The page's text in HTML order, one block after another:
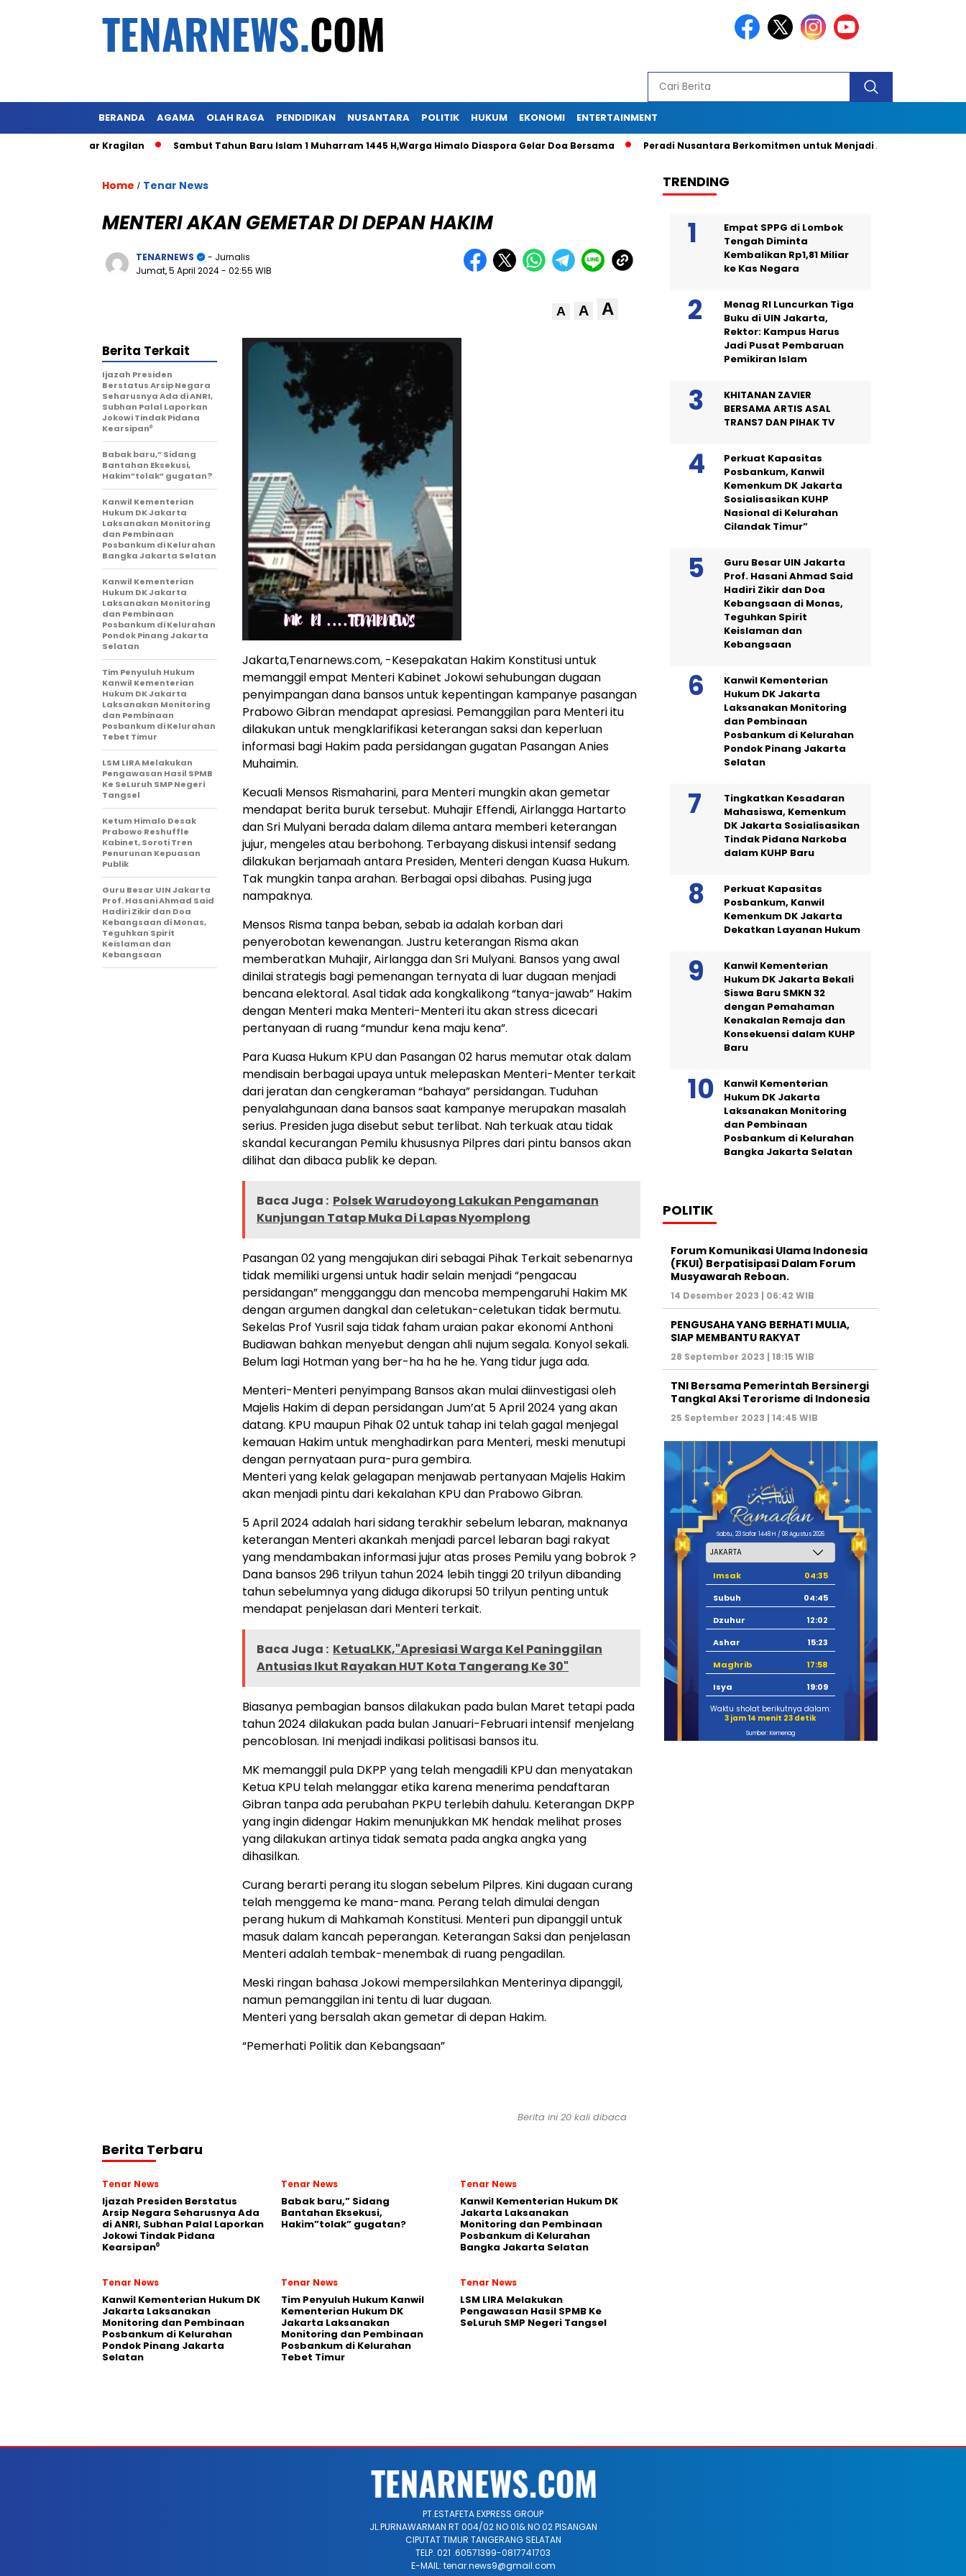
BERANDA AGAMA OLAH RAGA PENDIDIKAN NUSANTARA POLITIK HUKUM EKONOMI ENTERTAINMENT
Eks Pasar Kragilan Sambut Tahun Baru Islam 1 Muharram 1445 H,Warga Himalo Diaspora Gelar Doa Bersama Peradi Nusantara Berkomitmen untuk Menjadi Advokat Spesialis
Home / Tenar News
MENTERI AKAN GEMETAR DI DEPAN HAKIM
TENARNEWS
- Jurnalis
Jumat, 5 April 2024- 02:55 WIB
A A A
Jakarta,Tenarnews.com, -Kesepakatan Hakim Konstitusi untuk
memanggil empat Menteri Kabinet Jokowi sehubungan dugaan
penyimpangan dana bansos untuk kepentingan kampanye pasangan
Prabowo Gibran mendapat apresiasi. Pemanggilan para Menteri itu
dilakukan untuk mengklarifikasi keterangan saksi dan keperluan
informasi bagi Hakim pada persidangan gugatan Pasangan Anies
Muhaimin.
Kecuali Mensos Rismaharini, para Menteri mungkin akan gemetar
mendapat berita buruk tersebut. Muhajir Effendi, Airlangga Hartarto
dan Sri Mulyani berada dalam dilema antara memberi keterangan
jujur, mengeles atau berbohong. Terbayang diskusi intensif sedang
dilakukan berjamaah antara Presiden, Menteri dengan Kuasa Hukum.
Tak mungkin tanpa arahan. Berbagai opsi dibahas. Pusing juga
nampaknya.
Mensos Risma tanpa beban, sebab ia adalah korban dari
penyerobotan kewenangan. Justru keterangan Risma akan
memberatkan Muhajir, Airlangga dan Sri Mulyani. Bansos yang awal
dinilai strategis bagi pemenangan ternyata di luar dugaan menjadi
bencana elektoral. Asal tidak ada kongkalikong “tanya-jawab” Hakim
dengan Menteri maka Menteri-Menteri itu akan stress dicecari
pertanyaan di ruang “mundur kena maju kena”.
Para Kuasa Hukum KPU dan Pasangan 02 harus memutar otak dalam
mendisain berbagai upaya untuk melepaskan Menteri-Menter terkait
dari jeratan dan cengkeraman “bahaya” persidangan. Tuduhan
penyalahgunaan dana bansos saat kampanye merupakan masalah
serius. Presiden juga disebut sebut terlibat. Nah terkuak atau tidak
skandal kecurangan Pemilu khususnya Pilpres dari pintu bansos akan
dilihat dan dibaca publik ke depan.
Baca Juga : Polsek Warudoyong Lakukan Pengamanan
Kunjungan Tatap Muka Di Lapas Nyomplong
Pasangan 02 yang mengajukan diri sebagai Pihak Terkait sebenarnya
tidak memiliki urgensi untuk hadir selain menjadi “pengacau
persidangan” mengganggu dan mencoba mempengaruhi Hakim MK
dengan argumen dangkal dan celetukan-celetukan tidak bermutu.
Sekelas Prof Yusril saja tidak faham uraian pakar ekonomi Anthoni
Budiawan bahkan menyebut dengan ahli nujum segala. Konyol sekali.
Belum lagi Hotman yang ber-ha ha he he. Yang tidur juga ada.
Menteri-Menteri penyimpang Bansos akan mulai diinvestigasi oleh
Majelis Hakim di depan persidangan Jum’at 5 April 2024 yang akan
datang. KPU maupun Pihak 02 untuk tahap ini telah gagal menjegal
kemauan Hakim untuk menghadirkan para Menteri, meski menutupi
dengan pernyataan pura-pura gembira.
Menteri yang kelak gelagapan menjawab pertanyaan Majelis Hakim
akan menjadi pintu dari kekalahan KPU dan Prabowo Gibran.
5 April 2024 adalah hari sidang terakhir sebelum lebaran, maknanya
keterangan Menteri akankah menjadi parcel lebaran bagi rakyat
yang mendambakan informasi jujur atas proses Pemilu yang bobrok ?
Dana bansos 296 trilyun tahun 2024 lebih tinggi 20 trilyun dibanding
tahun sebelumnya yang diduga dikorupsi 50 trilyun penting untuk
mendapat penjelasan dari Menteri terkait.
Baca Juga : KetuaLKK,"Apresiasi Warga Kel Paninggilan
Antusias Ikut Rayakan HUT Kota Tangerang Ke 30"
Biasanya pembagian bansos dilakukan pada bulan Maret tetapi pada
tahun 2024 dilakukan pada bulan Januari-Februari intensif menjelang
pencoblosan. Ini menjadi indikasi politisasi bansos itu.
MK memanggil pula DKPP yang telah mengadili KPU dan menyatakan
Ketua KPU telah melanggar etika karena menerima pendaftaran
Gibran tanpa ada perubahan PKPU terlebih dahulu. Keterangan DKPP
yang ingin didengar Hakim menunjukkan MK hendak melihat proses
yang dilakukan artinya tidak semata pada angka angka yang
dihasilkan.
Curang berarti perang itu slogan sebelum Pilpres. Kini dugaan curang
telah menggema ke mana-mana. Perang telah dimulai dengan
perang hukum di Mahkamah Konstitusi. Menteri pun dipanggil untuk
masuk dalam kancah peperangan. Keterangan Saksi dan penjelasan
Menteri adalah tembak-menembak di ruang pengadilan.
Meski ringan bahasa Jokowi mempersilahkan Menterinya dipanggil,
namun pemanggilan ini tentu di luar dugaan.
Menteri yang bersalah akan gemetar di depan Hakim.
“Pemerhati Politik dan Kebangsaan”
Berita Terkait
Ijazah Presiden
Berstatus Arsip Negara
Seharusnya Ada di ANRI,
Subhan Palal Laporkan
Jokowi Tindak Pidana
Kearsipan⁰
Babak baru,” Sidang
Bantahan Eksekusi,
Hakim”tolak” gugatan?
Kanwil Kementerian
Hukum DK Jakarta
Laksanakan Monitoring
dan Pembinaan
Posbankum di Kelurahan
Bangka Jakarta Selatan
Kanwil Kementerian
Hukum DK Jakarta
Laksanakan Monitoring
dan Pembinaan
Posbankum di Kelurahan
Pondok Pinang Jakarta
Selatan
Tim Penyuluh Hukum
Kanwil Kementerian
Hukum DK Jakarta
Laksanakan Monitoring
dan Pembinaan
Posbankum di Kelurahan
Tebet Timur
LSM LIRA Melakukan
Pengawasan Hasil SPMB
Ke SeLuruh SMP Negeri
Tangsel
Ketum Himalo Desak
Prabowo Reshuffle
Kabinet, Soroti Tren
Penurunan Kepuasan
Publik
Guru Besar UIN Jakarta
Prof. Hasani Ahmad Said
Hadiri Zikir dan Doa
Kebangsaan di Monas,
Teguhkan Spirit
Keislaman dan
Kebangsaan
Berita ini 20 kali dibaca
Berita Terbaru
Tenar News
Ijazah Presiden Berstatus
Arsip Negara Seharusnya Ada
di ANRI, Subhan Palal Laporkan
Jokowi Tindak Pidana
Kearsipan⁰
Tenar News
Babak baru,” Sidang
Bantahan Eksekusi,
Hakim”tolak” gugatan?
Tenar News
Kanwil Kementerian Hukum DK
Jakarta Laksanakan
Monitoring dan Pembinaan
Posbankum di Kelurahan
Bangka Jakarta Selatan
Tenar News
Kanwil Kementerian Hukum DK
Jakarta Laksanakan
Monitoring dan Pembinaan
Posbankum di Kelurahan
Pondok Pinang Jakarta
Selatan
Tenar News
Tim Penyuluh Hukum Kanwil
Kementerian Hukum DK
Jakarta Laksanakan
Monitoring dan Pembinaan
Posbankum di Kelurahan
Tebet Timur
Tenar News
LSM LIRA Melakukan
Pengawasan Hasil SPMB Ke
SeLuruh SMP Negeri Tangsel
TRENDING
Empat SPPG di Lombok
Tengah Diminta
Kembalikan Rp1,81 Miliar
ke Kas Negara
Menag RI Luncurkan Tiga
Buku di UIN Jakarta,
Rektor: Kampus Harus
Jadi Pusat Pembaruan
Pemikiran Islam
KHITANAN ZAVIER
BERSAMA ARTIS ASAL
TRANS7 DAN PIHAK TV
Perkuat Kapasitas
Posbankum, Kanwil
Kemenkum DK Jakarta
Sosialisasikan KUHP
Nasional di Kelurahan
Cilandak Timur”
Guru Besar UIN Jakarta
Prof. Hasani Ahmad Said
Hadiri Zikir dan Doa
Kebangsaan di Monas,
Teguhkan Spirit
Keislaman dan
Kebangsaan
Kanwil Kementerian
Hukum DK Jakarta
Laksanakan Monitoring
dan Pembinaan
Posbankum di Kelurahan
Pondok Pinang Jakarta
Selatan
Tingkatkan Kesadaran
Mahasiswa, Kemenkum
DK Jakarta Sosialisasikan
Tindak Pidana Narkoba
dalam KUHP Baru
Perkuat Kapasitas
Posbankum, Kanwil
Kemenkum DK Jakarta
Dekatkan Layanan Hukum
Kanwil Kementerian
Hukum DK Jakarta Bekali
Siswa Baru SMKN 32
dengan Pemahaman
Kenakalan Remaja dan
Konsekuensi dalam KUHP
Baru
Kanwil Kementerian
Hukum DK Jakarta
Laksanakan Monitoring
dan Pembinaan
Posbankum di Kelurahan
Bangka Jakarta Selatan
POLITIK
Forum Komunikasi Ulama Indonesia
(FKUI) Berpatisipasi Dalam Forum
Musyawarah Reboan.
14 Desember 2023 | 06:42 WIB
PENGUSAHA YANG BERHATI MULIA,
SIAP MEMBANTU RAKYAT
28 September 2023 | 18:15 WIB
TNI Bersama Pemerintah Bersinergi
Tangkal Aksi Terorisme di Indonesia
25 September 2023 | 14:45 WIB
Sabtu, 23 Safar 1448 H / 08 Agustus 2026
Imsak
04:35
Subuh
04:45
Dzuhur
12:02
Ashar
15:23
Maghrib
17:58
Isya
19:09
Waktu sholat berikutnya dalam:
3 jam 14 menit 22 detik
Sumber: Kemenag
PT.ESTAFETA EXPRESS GROUP
JL.PURNAWARMAN RT 004/02 NO 01& NO 02 PISANGAN
CIPUTAT TIMUR TANGERANG SELATAN
TELP. 021 .60571399-0817741703
E-MAIL: tenar.news9@gmail.com